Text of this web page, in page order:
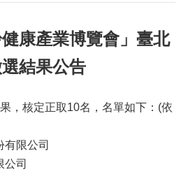
健康產業博覽會」臺北
結果公告
，核定正取10名，名單如下：(依
限公司
司